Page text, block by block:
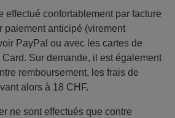
effectué confortablement par facture
paiement anticipé (virement
PayPal ou avec les cartes de
Sur demande, il est également
remboursement, les frais de
alors à 18 CHF.
ne sont effectués que contre